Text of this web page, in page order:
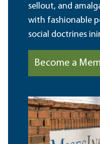
sellout, and
with fashionable
social doctrines
Become a